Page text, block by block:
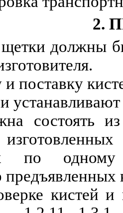
2.
должны
поставку
состоять
по
кистей и